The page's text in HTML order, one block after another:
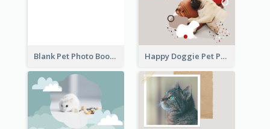
Blank Pet Photo Book Happy Doggie Pet Photo Book